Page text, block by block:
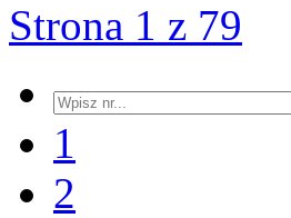
Strona 1 z 79
1
2